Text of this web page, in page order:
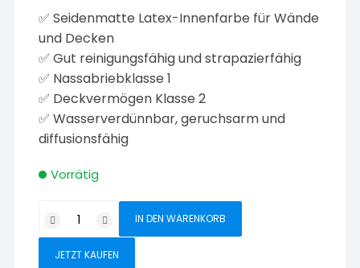
✅ Seidenmatte Latex-Innenfarbe für Wände
und Decken
✅ Gut reinigungsfähig und strapazierfähig
✅ Nassabriebklasse 1
✅ Deckvermögen Klasse 2
✅ Wasserverdünnbar, geruchsarm und
diffusionsfähig
Vorrätig
Color
TC1114
IN DEN WARENKORB
JETZT KAUFEN